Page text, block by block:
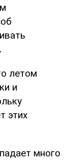
.
летом
и
этих
много